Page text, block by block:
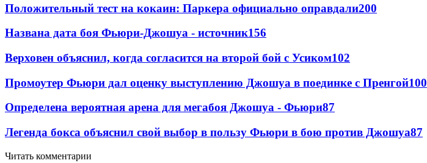
Положительный тест на кокаин: Паркера официально оправдали200
Названа дата боя Фьюри-Джошуа - источник156
Верховен объяснил, когда согласится на второй бой с Усиком102
Промоутер Фьюри дал оценку выступлению Джошуа в поединке с Пренгой100
Определена вероятная арена для мегабоя Джошуа - Фьюри87
Легенда бокса объяснил свой выбор в пользу Фьюри в бою против Джошуа87
Читать комментарии